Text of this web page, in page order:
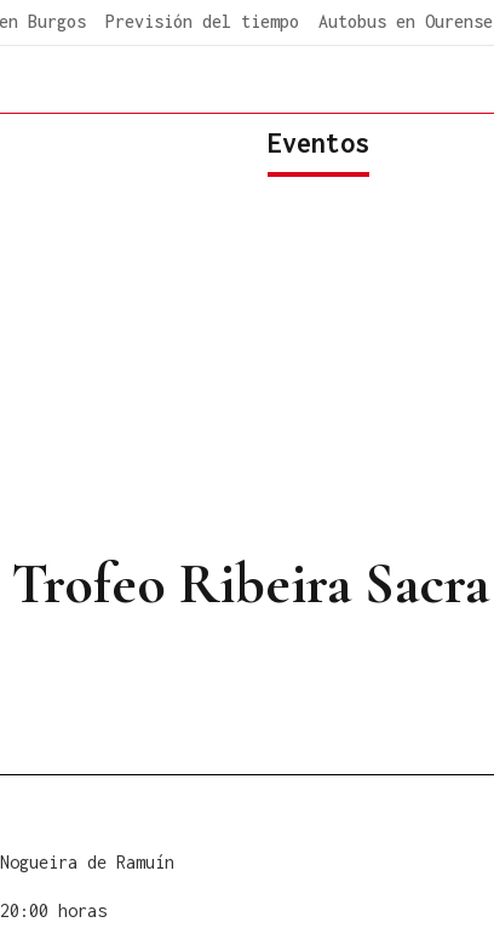
Burgos Previsión del tiempo Autobus en Ourense
Eventos
Ribeira Sacra
de Ramuín
horas